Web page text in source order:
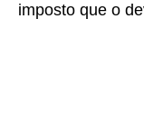
imposto que o